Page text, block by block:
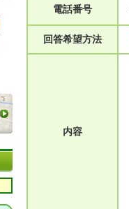
電話番号
回答希望方法
内容